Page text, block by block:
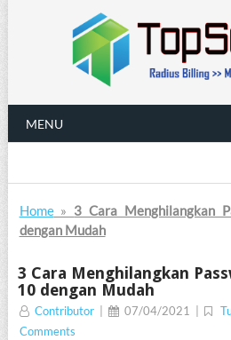
MENU
Home» 3 Cara Menghilangkan
dengan Mudah
3 Cara Menghilangkan
10 dengan Mudah
Contributor 07/04/2021
Comments